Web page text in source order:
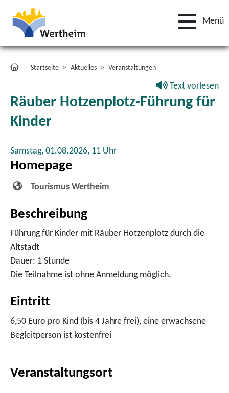
Menü
Startseite Aktuelles Veranstaltungen
Text vorlesen
Räuber Hotzenplotz-Führung für
Kinder
Samstag, 01.08.2026, 11 Uhr
Homepage
Tourismus Wertheim
Beschreibung
Führung für Kinder mit Räuber Hotzenplotz durch die
Altstadt
Dauer: 1 Stunde
Die Teilnahme ist ohne Anmeldung möglich.
Eintritt
6,50 Euro pro Kind (bis 4 Jahre frei), eine erwachsene
Begleitperson ist kostenfrei
Veranstaltungsort